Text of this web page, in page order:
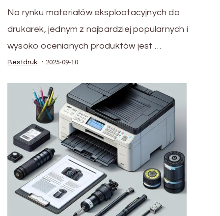
Na rynku materiałów eksploatacyjnych do
drukarek, jednym z najbardziej popularnych i
wysoko ocenianych produktów jest …
Bestdruk 2025-09-10